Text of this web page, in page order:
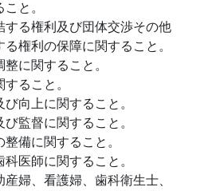
と。
する権利及び団体交渉その他
権利の保障に関すること。
に関すること。
ること。
向上に関すること。
監督に関すること。
備に関すること。
医師に関すること。
婦、看護婦、歯科衛生士、